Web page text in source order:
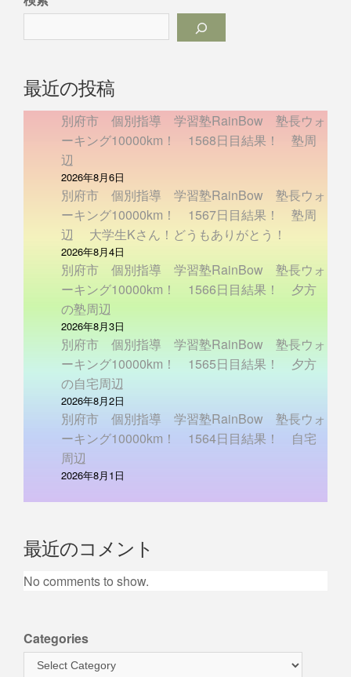
最近の投稿
別府市 個別指導 学習塾RainBow 塾長ウォ
ーキング10000km！ 1568日目結果！ 塾周
辺
2026年8月6日
別府市 個別指導 学習塾RainBow 塾長ウォ
ーキング10000km！ 1567日目結果！ 塾周
辺 大学生Kさん！どうもありがとう！
2026年8月4日
別府市 個別指導 学習塾RainBow 塾長ウォ
ーキング10000km！ 1566日目結果！ 夕方
の塾周辺
2026年8月3日
別府市 個別指導 学習塾RainBow 塾長ウォ
ーキング10000km！ 1565日目結果！ 夕方
の自宅周辺
2026年8月2日
別府市 個別指導 学習塾RainBow 塾長ウォ
ーキング10000km！ 1564日目結果！ 自宅
周辺
2026年8月1日
最近のコメント
No comments to show.
Categories